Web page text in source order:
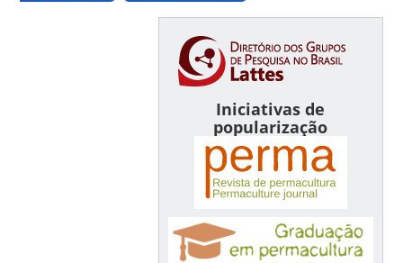
Iniciativas de
popularização